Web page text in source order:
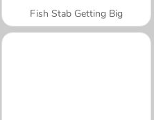
Fish Stab Getting Big